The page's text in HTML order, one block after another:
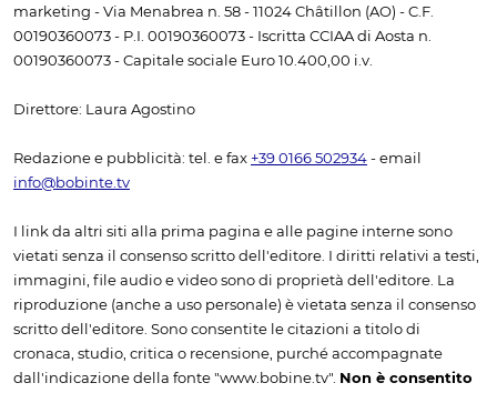
marketing - Via Menabrea n. 58 - 11024 Châtillon (AO) - C.F.
00190360073 - P.I. 00190360073 - Iscritta CCIAA di Aosta n.
00190360073 - Capitale sociale Euro 10.400,00 i.v.
Direttore: Laura Agostino
Redazione e pubblicità: tel. e fax +39 0166 502934 - email
info@bobinte.tv
I link da altri siti alla prima pagina e alle pagine interne sono
vietati senza il consenso scritto dell'editore. I diritti relativi a testi,
immagini, file audio e video sono di proprietà dell'editore. La
riproduzione (anche a uso personale) è vietata senza il consenso
scritto dell'editore. Sono consentite le citazioni a titolo di
cronaca, studio, critica o recensione, purché accompagnate
dall'indicazione della fonte "www.bobine.tv". Non è consentito